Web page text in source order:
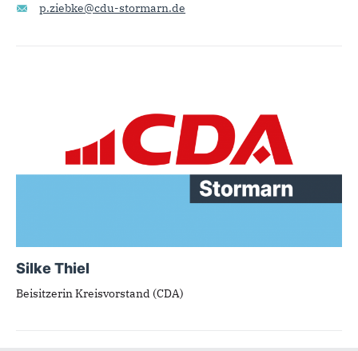
p.ziebke@cdu-stormarn.de
Silke Thiel
Beisitzerin Kreisvorstand (CDA)